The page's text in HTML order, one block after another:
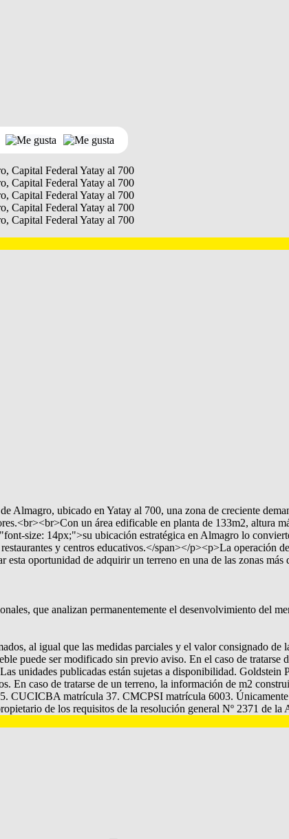
Almagro, ubicado en Yatay al 700, una zona de creciente
un área edificable en planta de 133m2, altura
size: 14px;">su ubicación estratégica en Almagro lo
y centros educativos.</span></p><p>La
esta oportunidad de adquirir un terreno en una de las zonas
que analizan permanentemente el desenvolvimiento del
al igual que las medidas parciales y el valor consignado de
puede ser modificado sin previo aviso. En el caso de
unidades publicadas están sujetas a disponibilidad.
En caso de tratarse de un terreno, la información de m2
CUCICBA matrícula 37. CMCPSI matrícula 6003.
de los requisitos de la resolución general Nº 2371 de